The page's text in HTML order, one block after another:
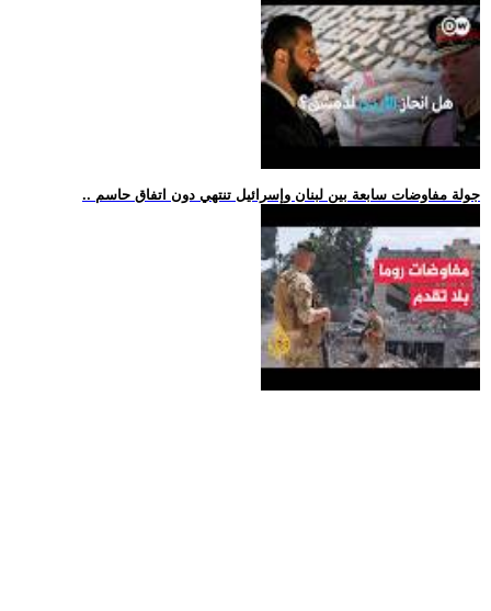
.. جولة مفاوضات سابعة بين لبنان وإسرائيل تنتهي دون اتفاق حاسم